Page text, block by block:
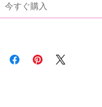
今すぐ購入